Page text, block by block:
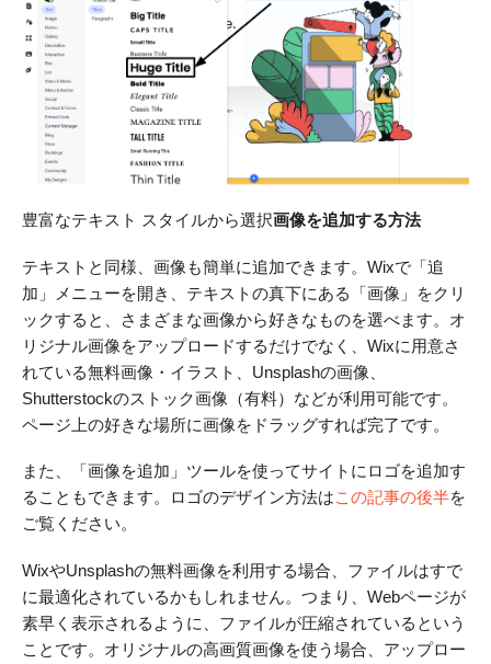
豊富なテキスト スタイルから選択画像を追加する方法
テキストと同様、画像も簡単に追加できます。Wixで「追
加」メニューを開き、テキストの真下にある「画像」をクリ
ックすると、さまざまな画像から好きなものを選べます。オ
リジナル画像をアップロードするだけでなく、Wixに用意さ
れている無料画像・イラスト、Unsplashの画像、
Shutterstockのストック画像（有料）などが利用可能です。
ページ上の好きな場所に画像をドラッグすれば完了です。
また、「画像を追加」ツールを使ってサイトにロゴを追加す
ることもできます。ロゴのデザイン方法はこの記事の後半を
ご覧ください。
WixやUnsplashの無料画像を利用する場合、ファイルはすで
に最適化されているかもしれません。つまり、Webページが
素早く表示されるように、ファイルが圧縮されているという
ことです。オリジナルの高画質画像を使う場合、アップロー